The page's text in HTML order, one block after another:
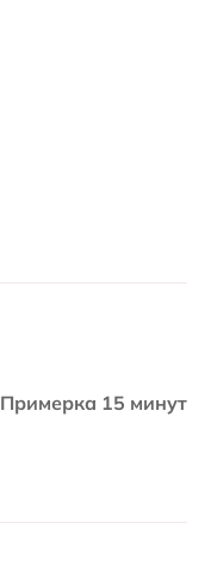
Примерка 15 минут